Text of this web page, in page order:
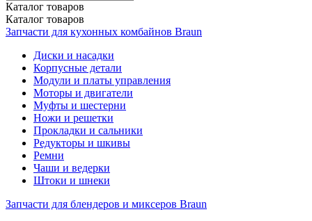
Каталог товаров
Каталог товаров
Запчасти для кухонных комбайнов Braun
Диски и насадки
Корпусные детали
Модули и платы управления
Моторы и двигатели
Муфты и шестерни
Ножи и решетки
Прокладки и сальники
Редукторы и шкивы
Ремни
Чаши и ведерки
Штоки и шнеки
Запчасти для блендеров и миксеров Braun